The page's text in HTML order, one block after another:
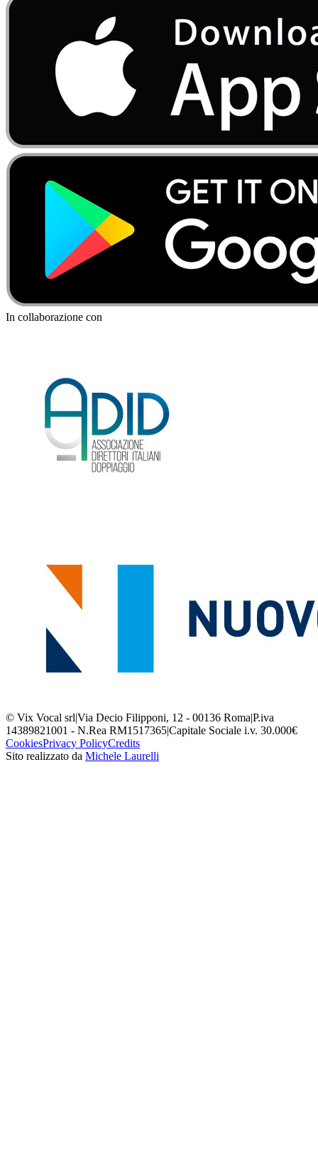
In collaborazione con
© Vix Vocal srl|Via Decio Filipponi, 12 - 00136 Roma|P.iva
14389821001 - N.Rea RM1517365|Capitale Sociale i.v. 30.000€
CookiesPrivacy PolicyCredits
Sito realizzato da Michele Laurelli